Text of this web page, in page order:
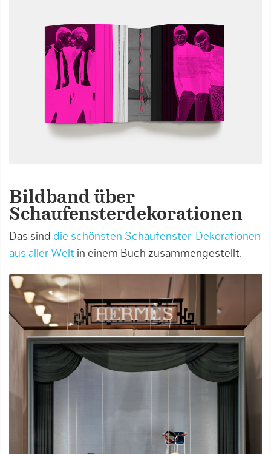
Bildband über
Schaufensterdekorationen
Das sind die schönsten Schaufenster-Dekorationen
aus aller Welt in einem Buch zusammengestellt.